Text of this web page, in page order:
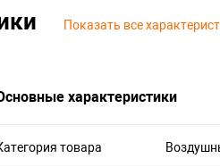
Показать все
характеристики
товара